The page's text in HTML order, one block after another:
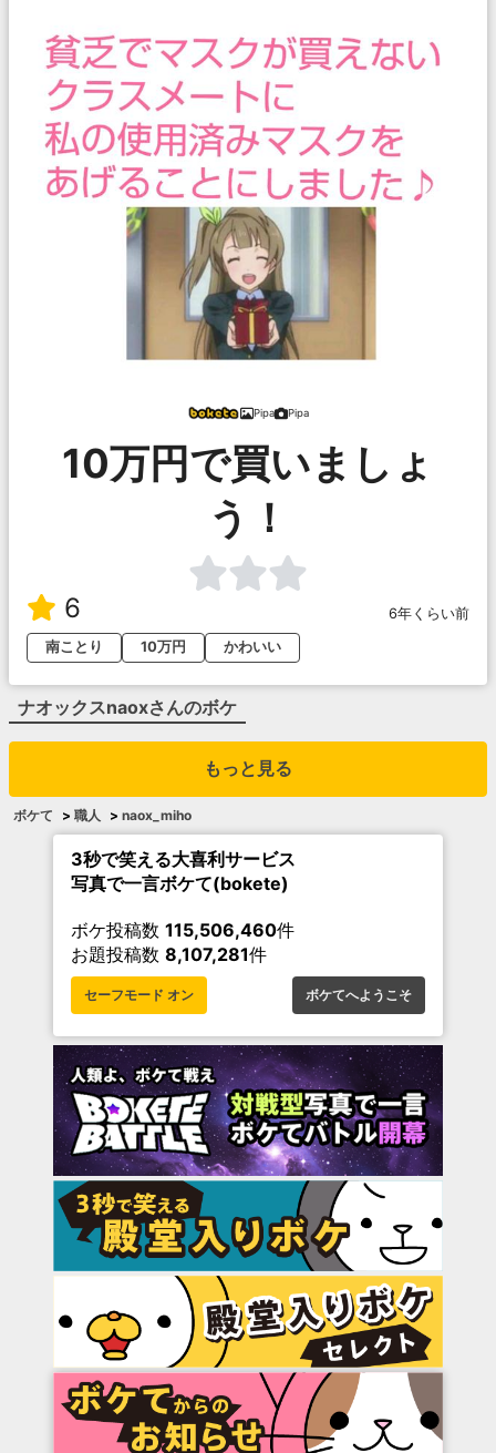
Pipa Pipa
10万円で買いましょ
う！
6
6年くらい前
南ことり
10万円 かわいい
ナオックスnaoxさんのボケ
もっと見る
ボケて > 職人 > naox_miho
3秒で笑える大喜利サービス
写真で一言ボケて(bokete)
ボケ投稿数 115,506,460件
お題投稿数 8,107,281件
セーフモード オン ボケてへようこそ